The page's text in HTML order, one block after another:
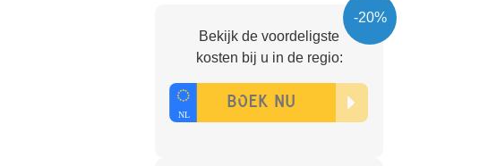
-20%
Bekijk de voordeligste
kosten bij u in de regio: